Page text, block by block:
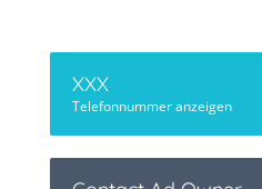
XXX
Telefonnummer anzeigen